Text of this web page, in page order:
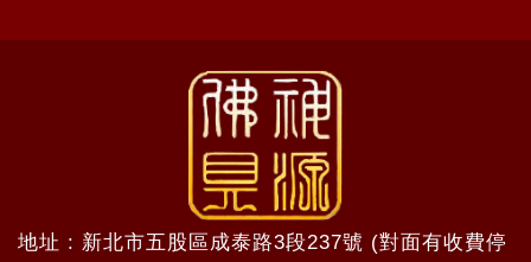
地址 : 新北市五股區成泰路3段237號 (對面有收費停